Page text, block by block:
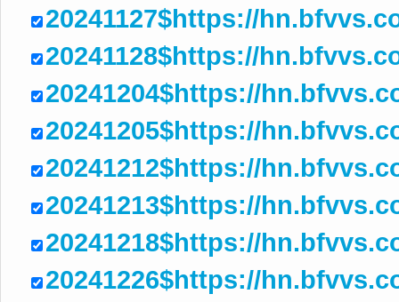
20241127$https://
20241128$https://
20241204$https://
20241205$https://
20241212$https://
20241213$https://
20241218$https://
20241226$https://